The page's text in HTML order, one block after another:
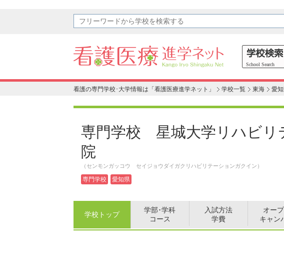
看護の専門学校･大学情報は「看護医療進学ネット」 学校一覧 東海 愛
専門学校 星城大学リハビリ
院
（センモンガッコウ セイジョウダイガクリハビリテーションガクイン）
専門学校 愛知県
学校トップ
学部･学科
コース
入試方法
学費
オー
キャン